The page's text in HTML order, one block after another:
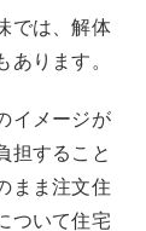
では、解体
ります。
イメージが
担すること
まま注文住
ついて住宅